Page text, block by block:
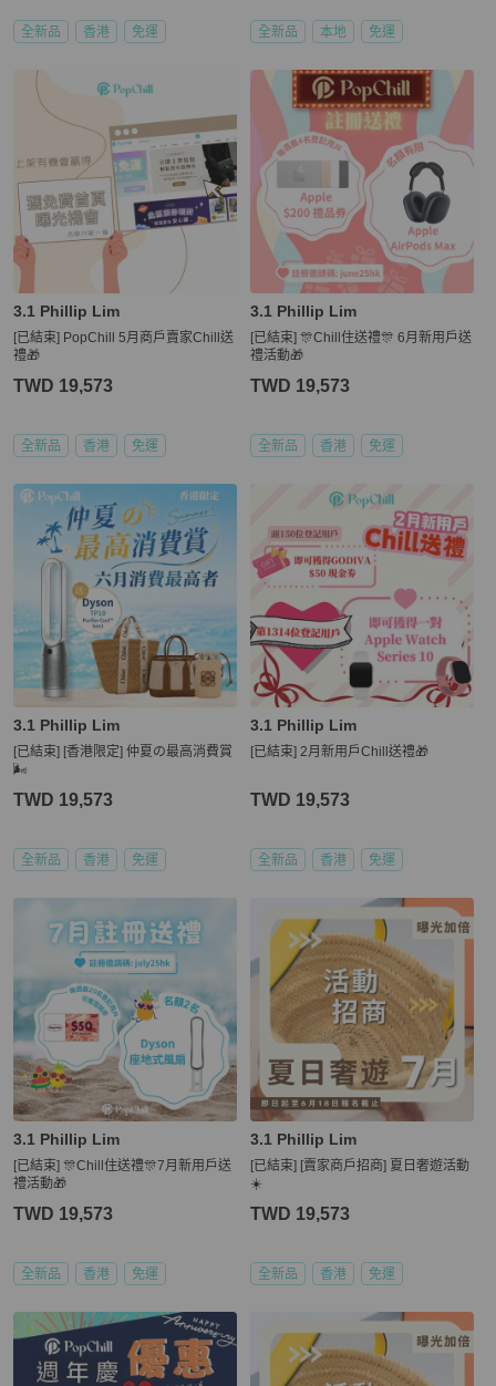
全新品 香港 免運 全新品 本地 免運
3.1 Phillip Lim
[已結束] PopChill 5月商戶賣家Chill送
禮🎁
TWD 19,573
全新品 香港 免運
3.1 Phillip Lim
[已結束] 🎊Chill住送禮🎊 6月新用戶送
禮活動🎁
TWD 19,573
全新品 香港 免運
3.1 Phillip Lim
[已結束] [香港限定] 仲夏の最高消費賞
🌬️
TWD 19,573
全新品 香港 免運
3.1 Phillip Lim
[已結束] 2月新用戶Chill送禮🎁
TWD 19,573
全新品 香港 免運
3.1 Phillip Lim
[已結束] 🎊Chill住送禮🎊7月新用戶送
禮活動🎁
TWD 19,573
全新品 香港 免運
3.1 Phillip Lim
[已結束] [賣家商戶招商] 夏日奢遊活動
☀️
TWD 19,573
全新品 香港 免運